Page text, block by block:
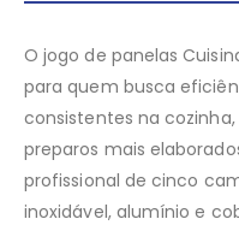
O jogo de panelas
para quem busca
consistentes na
preparos mais
profissional de cinco
inoxidável, alumínio e